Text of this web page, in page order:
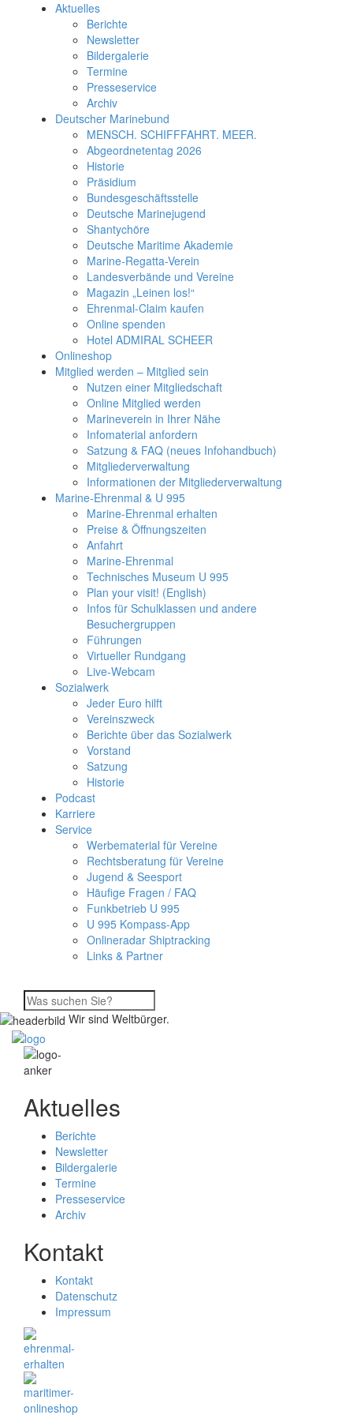
Aktuelles
Berichte
Newsletter
Bildergalerie
Termine
Presseservice
Archiv
Deutscher Marinebund
MENSCH. SCHIFFFAHRT. MEER.
Abgeordnetentag 2026
Historie
Präsidium
Bundesgeschäftsstelle
Deutsche Marinejugend
Shantychöre
Deutsche Maritime Akademie
Marine-Regatta-Verein
Landesverbände und Vereine
Magazin „Leinen los!“
Ehrenmal-Claim kaufen
Online spenden
Hotel ADMIRAL SCHEER
Onlineshop
Mitglied werden – Mitglied sein
Nutzen einer Mitgliedschaft
Online Mitglied werden
Marineverein in Ihrer Nähe
Infomaterial anfordern
Satzung & FAQ (neues Infohandbuch)
Mitgliederverwaltung
Informationen der Mitgliederverwaltung
Marine-Ehrenmal & U 995
Marine-Ehrenmal erhalten
Preise & Öffnungszeiten
Anfahrt
Marine-Ehrenmal
Technisches Museum U 995
Plan your visit! (English)
Infos für Schulklassen und andere
Besuchergruppen
Führungen
Virtueller Rundgang
Live-Webcam
Sozialwerk
Jeder Euro hilft
Vereinszweck
Berichte über das Sozialwerk
Vorstand
Satzung
Historie
Podcast
Karriere
Service
Werbematerial für Vereine
Rechtsberatung für Vereine
Jugend & Seesport
Häufige Fragen / FAQ
Funkbetrieb U 995
U 995 Kompass-App
Onlineradar Shiptracking
Links & Partner
Wir sind Weltbürger.
Aktuelles
Berichte
Newsletter
Bildergalerie
Termine
Presseservice
Archiv
Kontakt
Kontakt
Datenschutz
Impressum